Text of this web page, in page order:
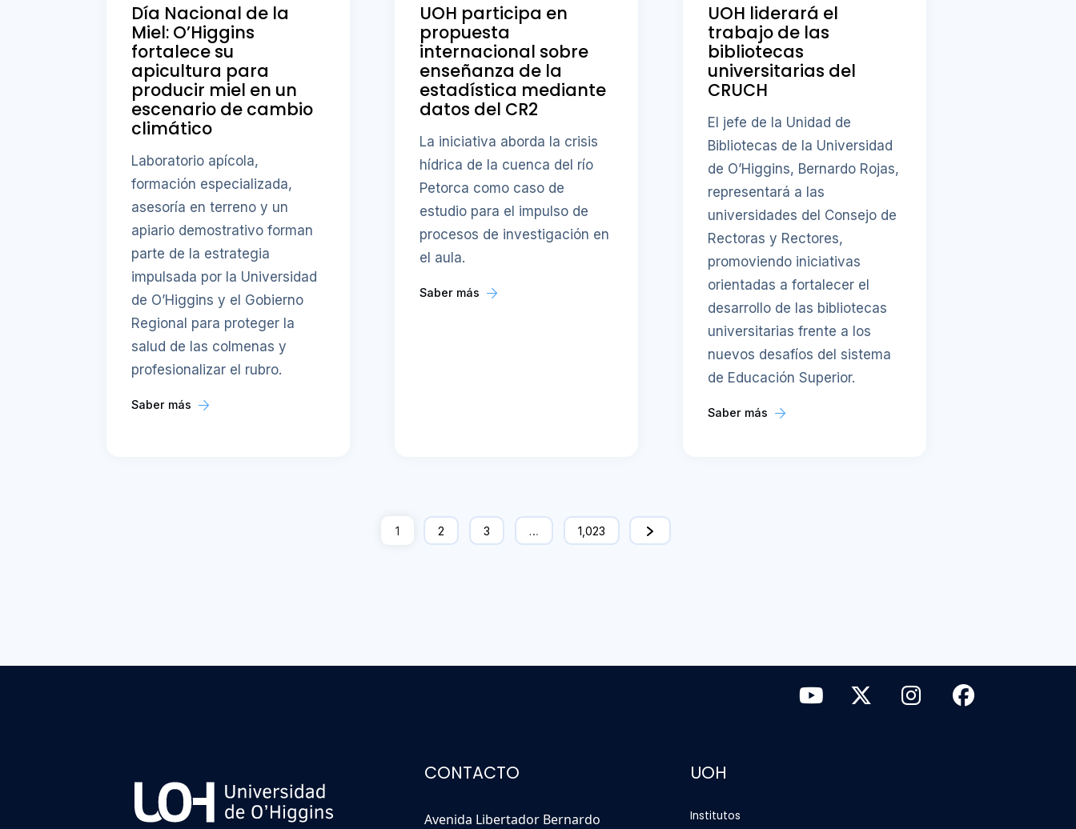
Día Nacional de la
Miel: O’Higgins
fortalece su
apicultura para
producir miel en un
escenario de cambio
climático
Laboratorio apícola,
formación especializada,
asesoría en terreno y un
apiario demostrativo forman
parte de la estrategia
impulsada por la Universidad
de O’Higgins y el Gobierno
Regional para proteger la
salud de las colmenas y
profesionalizar el rubro.
Saber más
UOH participa en
propuesta
internacional sobre
enseñanza de la
estadística mediante
datos del CR2
La iniciativa aborda la crisis
hídrica de la cuenca del río
Petorca como caso de
estudio para el impulso de
procesos de investigación en
el aula.
Saber más
UOH liderará el
trabajo de las
bibliotecas
universitarias del
CRUCH
El jefe de la Unidad de
Bibliotecas de la Universidad
de O’Higgins, Bernardo Rojas,
representará a las
universidades del Consejo de
Rectoras y Rectores,
promoviendo iniciativas
orientadas a fortalecer el
desarrollo de las bibliotecas
universitarias frente a los
nuevos desafíos del sistema
de Educación Superior.
Saber más
1 2 3 … 1,023
CONTACTO
Avenida Libertador Bernardo
UOH
Institutos